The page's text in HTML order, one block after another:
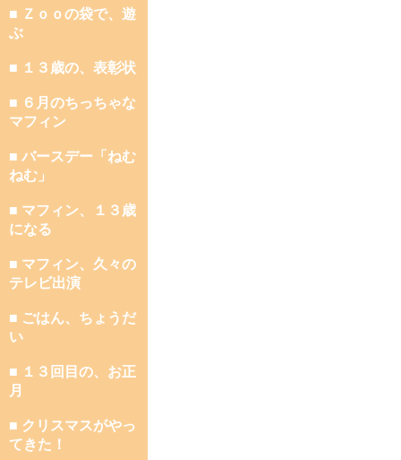
■ Ｚｏｏの袋で、遊
ぶ
■ １３歳の、表彰状
■ ６月のちっちゃな
マフィン
■ バースデー「ねむ
ねむ」
■ マフィン、１３歳
になる
■ マフィン、久々の
テレビ出演
■ ごはん、ちょうだ
い
■ １３回目の、お正
月
■ クリスマスがやっ
てきた！